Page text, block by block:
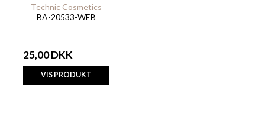
Technic Cosmetics
BA-20533-WEB
25,00 DKK
VIS PRODUKT